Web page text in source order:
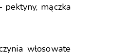
mączka
włosowate